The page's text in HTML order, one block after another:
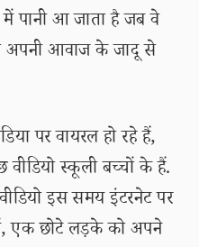
पानी आ जाता है जब वे
आवाज के जादू से
पर वायरल हो रहे हैं,
स्कूली बच्चों के हैं.
इस समय इंटरनेट पर
एक छोटे लड़के को अपने